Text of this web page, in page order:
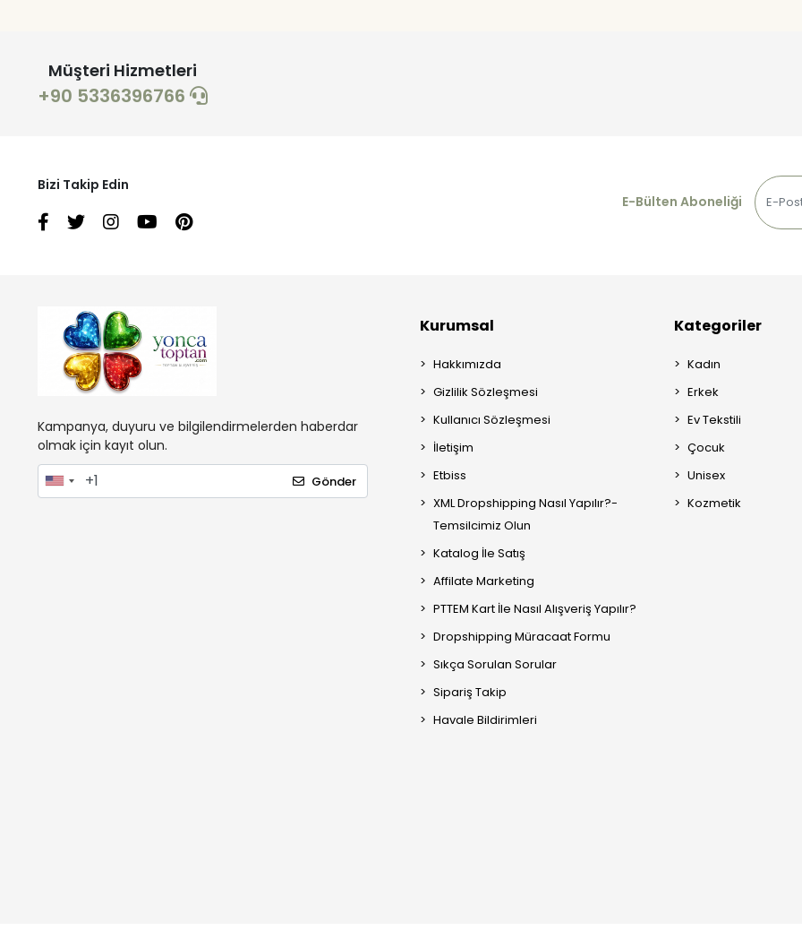
Müşteri Hizmetleri
+90 5336396766
Bizi Takip Edin
E-Bülten Aboneliği
Kampanya, duyuru ve bilgilendirmelerden haberdar
olmak için kayıt olun.
Gönder
Kurumsal
Hakkımızda
Gizlilik Sözleşmesi
Kullanıcı Sözleşmesi
İletişim
Etbiss
XML Dropshipping Nasıl Yapılır?-
Temsilcimiz Olun
Katalog İle Satış
Affilate Marketing
PTTEM Kart İle Nasıl Alışveriş Yapılır?
Dropshipping Müracaat Formu
Sıkça Sorulan Sorular
Sipariş Takip
Havale Bildirimleri
Kategoriler
Kadın
Erkek
Ev Tekstili
Çocuk
Unisex
Kozmetik